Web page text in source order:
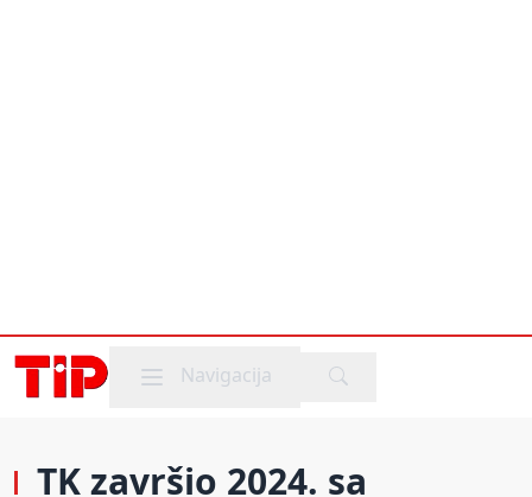
Mobile menu
Navigacija
TK završio 2024. sa